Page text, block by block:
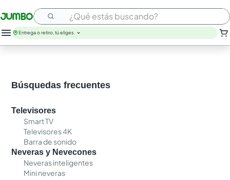
¿Qué estás buscando?
Entrega o retiro, tú eliges.
Búsquedas frecuentes
Televisores
Smart TV
Televisores 4K
Barra de sonido
Neveras y Nevecones
Neveras inteligentes
Mini neveras